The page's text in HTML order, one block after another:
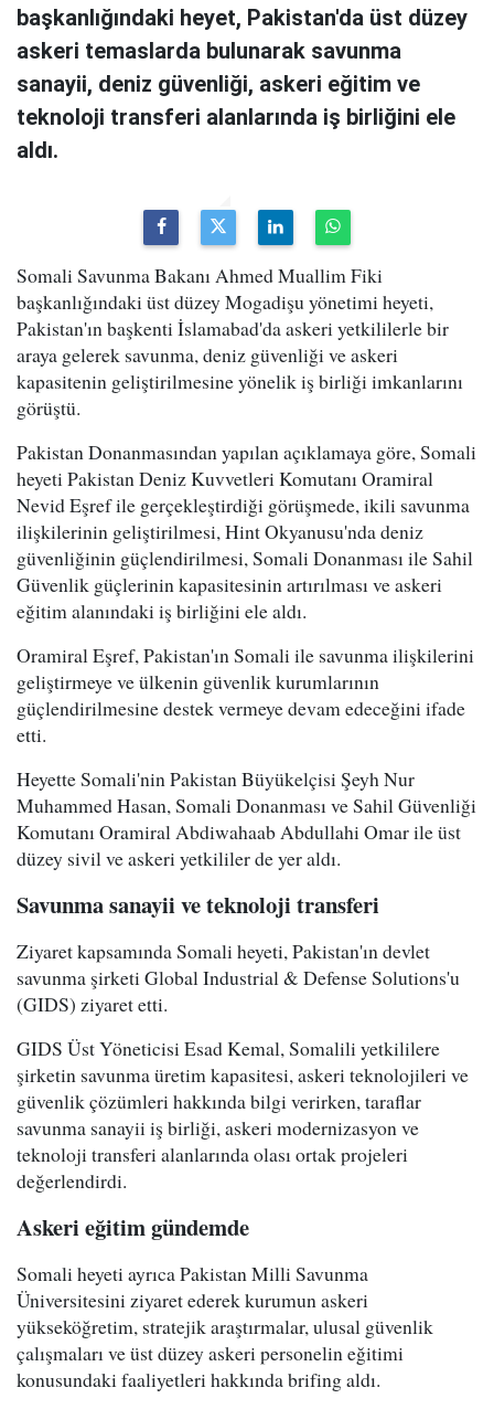
başkanlığındaki heyet, Pakistan'da üst düzey
askeri temaslarda bulunarak savunma
sanayii, deniz güvenliği, askeri eğitim ve
teknoloji transferi alanlarında iş birliğini ele
aldı.
Somali Savunma Bakanı Ahmed Muallim Fiki
başkanlığındaki üst düzey Mogadişu yönetimi heyeti,
Pakistan'ın başkenti İslamabad'da askeri yetkililerle bir
araya gelerek savunma, deniz güvenliği ve askeri
kapasitenin geliştirilmesine yönelik iş birliği imkanlarını
görüştü.
Pakistan Donanmasından yapılan açıklamaya göre, Somali
heyeti Pakistan Deniz Kuvvetleri Komutanı Oramiral
Nevid Eşref ile gerçekleştirdiği görüşmede, ikili savunma
ilişkilerinin geliştirilmesi, Hint Okyanusu'nda deniz
güvenliğinin güçlendirilmesi, Somali Donanması ile Sahil
Güvenlik güçlerinin kapasitesinin artırılması ve askeri
eğitim alanındaki iş birliğini ele aldı.
Oramiral Eşref, Pakistan'ın Somali ile savunma ilişkilerini
geliştirmeye ve ülkenin güvenlik kurumlarının
güçlendirilmesine destek vermeye devam edeceğini ifade
etti.
Heyette Somali'nin Pakistan Büyükelçisi Şeyh Nur
Muhammed Hasan, Somali Donanması ve Sahil Güvenliği
Komutanı Oramiral Abdiwahaab Abdullahi Omar ile üst
düzey sivil ve askeri yetkililer de yer aldı.
Savunma sanayii ve teknoloji transferi
Ziyaret kapsamında Somali heyeti, Pakistan'ın devlet
savunma şirketi Global Industrial & Defense Solutions'u
(GIDS) ziyaret etti.
GIDS Üst Yöneticisi Esad Kemal, Somalili yetkililere
şirketin savunma üretim kapasitesi, askeri teknolojileri ve
güvenlik çözümleri hakkında bilgi verirken, taraflar
savunma sanayii iş birliği, askeri modernizasyon ve
teknoloji transferi alanlarında olası ortak projeleri
değerlendirdi.
Askeri eğitim gündemde
Somali heyeti ayrıca Pakistan Milli Savunma
Üniversitesini ziyaret ederek kurumun askeri
yükseköğretim, stratejik araştırmalar, ulusal güvenlik
çalışmaları ve üst düzey askeri personelin eğitimi
konusundaki faaliyetleri hakkında brifing aldı.